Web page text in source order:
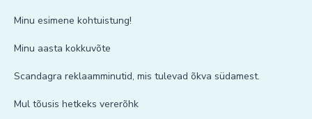
Minu esimene kohtuistung!
Minu aasta kokkuvõte
Scandagra reklaamminutid, mis tulevad õkva südamest.
Mul tõusis hetkeks vererõhk